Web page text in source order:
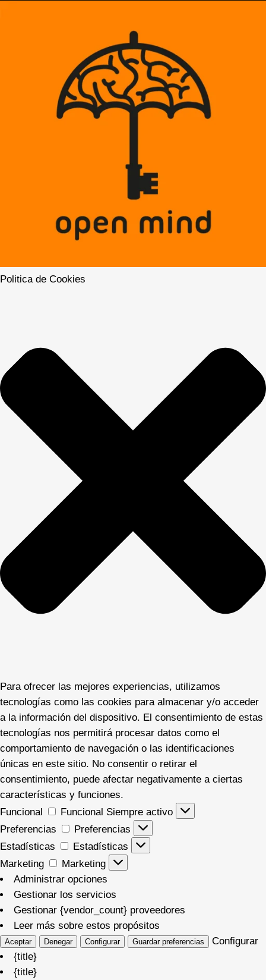
Politica de Cookies
Para ofrecer las mejores experiencias, utilizamos
tecnologías como las cookies para almacenar y/o acceder
a la información del dispositivo. El consentimiento de estas
tecnologías nos permitirá procesar datos como el
comportamiento de navegación o las identificaciones
únicas en este sitio. No consentir o retirar el
consentimiento, puede afectar negativamente a ciertas
características y funciones.
Funcional
Funcional Siempre activo
Preferencias
Preferencias
Estadísticas
Estadísticas
Marketing
Marketing
Administrar opciones
Gestionar los servicios
Gestionar {vendor_count} proveedores
Leer más sobre estos propósitos
Aceptar Denegar Configurar Guardar preferencias
Configurar
{title}
{title}